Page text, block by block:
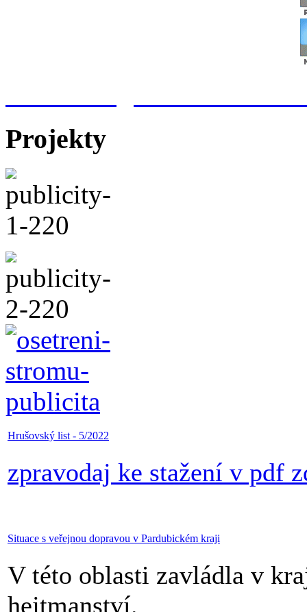
Projekty
Hrušovský list - 5/2022
zpravodaj ke stažení v pdf
Situace s veřejnou dopravou v Pardubickém kraji
V této oblasti zavládla v
hejtmanství.